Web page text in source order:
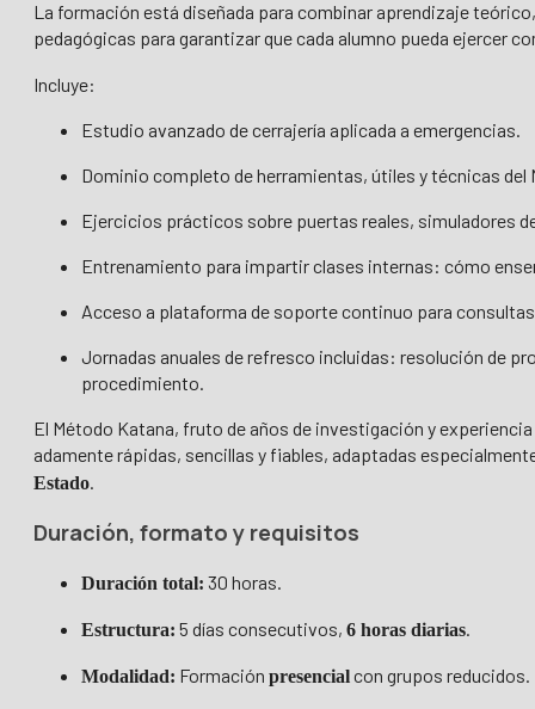
La formación está diseñada para combinar aprendizaje
pedagógicas para garantizar que cada alumno pueda ejercer
Incluye:
Estudio avanzado de cerrajería aplicada a emergencias.
Dominio completo de herramientas, útiles y técnicas del
Ejercicios prácticos sobre puertas reales, simuladores
Entrenamiento para impartir clases internas: cómo
Acceso a plataforma de soporte continuo para
Jornadas anuales de refresco incluidas: resolución de
procedimiento.
El Método Katana, fruto de años de investigación y
adamente rápidas, sencillas y fiables, adaptadas
Estado.
Duración, formato y requisitos
Duración total: 30 horas.
Estructura: 5 días consecutivos, 6 horas diarias.
Modalidad: Formación presencialcon grupos reducidos.